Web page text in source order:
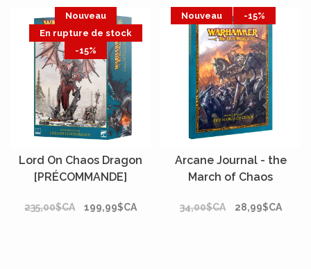
Nouveau
En rupture de stock
-15%
Lord On Chaos Dragon
[PRÉCOMMANDE]
235,00$CA 199,99$CA
Nouveau -15%
Arcane Journal - the
March of Chaos
34,00$CA 28,99$CA